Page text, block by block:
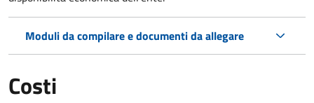
Moduli da compilare e documenti da allegare
Costi